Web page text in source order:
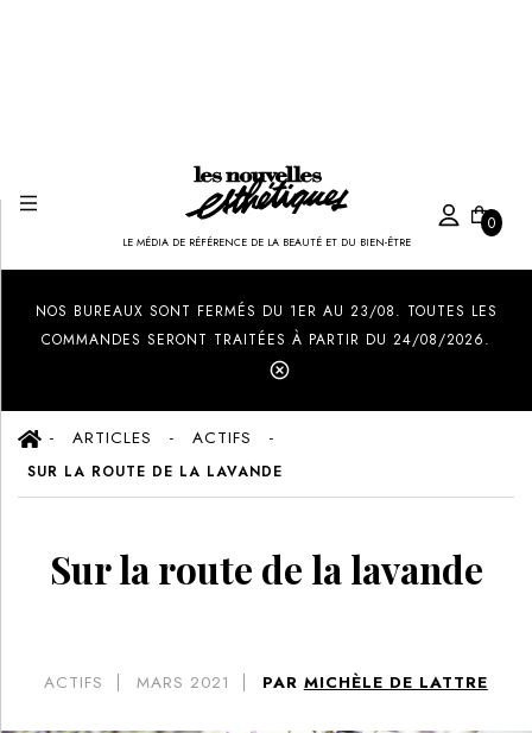
LE MÉDIA DE RÉFÉRENCE DE LA BEAUTÉ ET DU BIEN-ÊTRE
0
NOS BUREAUX SONT FERMÉS DU 1ER AU 23/08. TOUTES LES
COMMANDES SERONT TRAITÉES À PARTIR DU 24/08/2026.
ARTICLES ACTIFS
SUR LA ROUTE DE LA LAVANDE
Sur la route de la lavande
ACTIFS MARS 2021 PAR MICHÈLE DE LATTRE